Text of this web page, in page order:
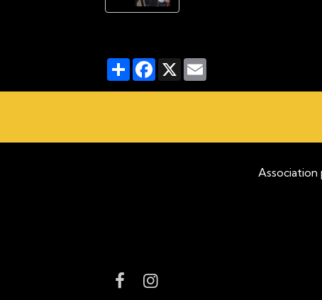
PartagerFacebook
X
Association pour la